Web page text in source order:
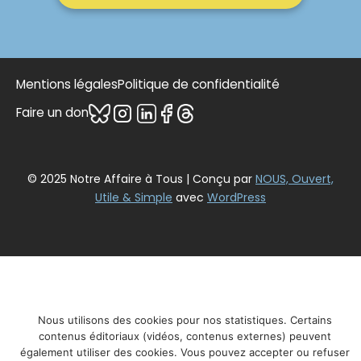
Mentions légalesPolitique de confidentialité
Faire un don
© 2025 Notre Affaire à Tous | Conçu par NOUS, Ouvert,
Utile & Simple avec WordPress
Nous utilisons des cookies pour nos statistiques. Certains
contenus éditoriaux (vidéos, contenus externes) peuvent
également utiliser des cookies. Vous pouvez accepter ou refuser